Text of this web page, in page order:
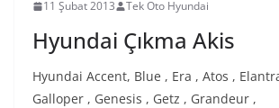
11 Şubat 2013 Tek Oto Hyundai
Hyundai Çıkma Akis
Hyundai Accent, Blue , Era , Atos ,
Galloper , Genesis , Getz , Grandeur ,